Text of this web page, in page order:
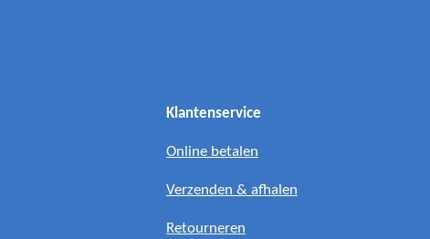
Klantenservice
Online betalen
Verzenden & afhalen
Retourneren